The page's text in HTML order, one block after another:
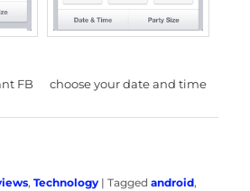
FB
choose your date and time
,Technology |Tagged android,